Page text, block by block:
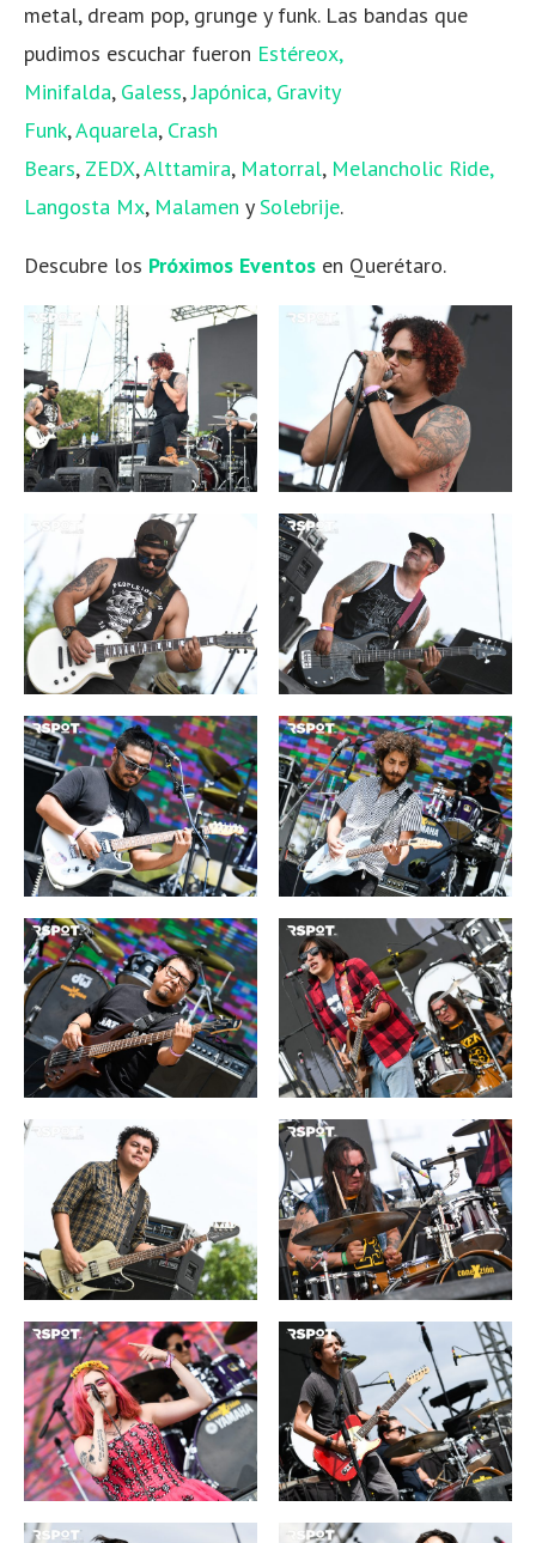
metal, dream pop, grunge y funk. Las bandas que
pudimos escuchar fueron Estéreox,
Minifalda, Galess,Japónica, Gravity
Funk,Aquarela, Crash
Bears, ZEDX,Alttamira, Matorral, Melancholic Ride,
Langosta Mx, Malamen ySolebrije.
Descubre los Próximos Eventos en Querétaro.